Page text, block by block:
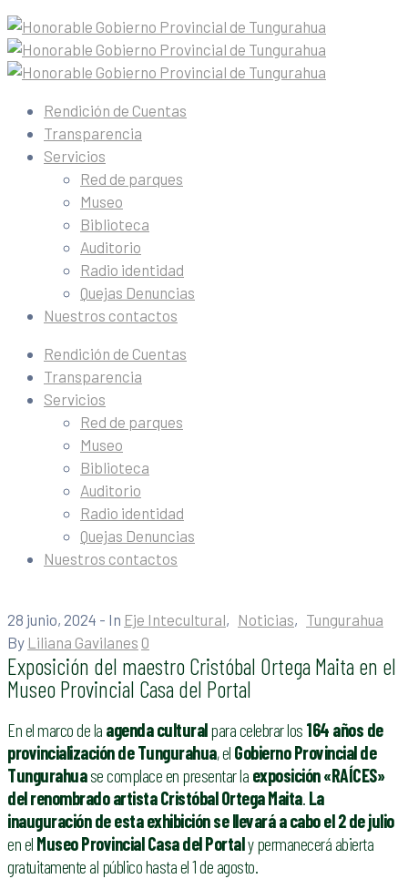
Rendición de Cuentas
Transparencia
Servicios
Red de parques
Museo
Biblioteca
Auditorio
Radio identidad
Quejas Denuncias
Nuestros contactos
Rendición de Cuentas
Transparencia
Servicios
Red de parques
Museo
Biblioteca
Auditorio
Radio identidad
Quejas Denuncias
Nuestros contactos
28 junio, 2024 - In Eje Intecultural‚ Noticias‚ Tungurahua
By Liliana Gavilanes 0
Exposición del maestro Cristóbal Ortega Maita en el
Museo Provincial Casa del Portal
En el marco de la agenda culturalpara celebrar los 164 años de
provincialización de Tungurahua, el Gobierno Provincial de
Tungurahuase complace en presentar la exposición «RAÍCES»
del renombrado artista Cristóbal Ortega Maita. La
inauguración de esta exhibición se llevará a cabo el 2 de julio
en el Museo Provincial Casa del Portaly permanecerá abierta
gratuitamente al público hasta el 1 de agosto.